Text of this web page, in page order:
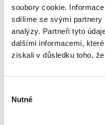
soubory cookie.
sdílíme se svými partnery
analýzy. Partneři tyto
dalšími informacemi,
získali v důsledku toho,
souhlasu
Nutné
Miroslav Janek
Normální autistický film / EN
verze